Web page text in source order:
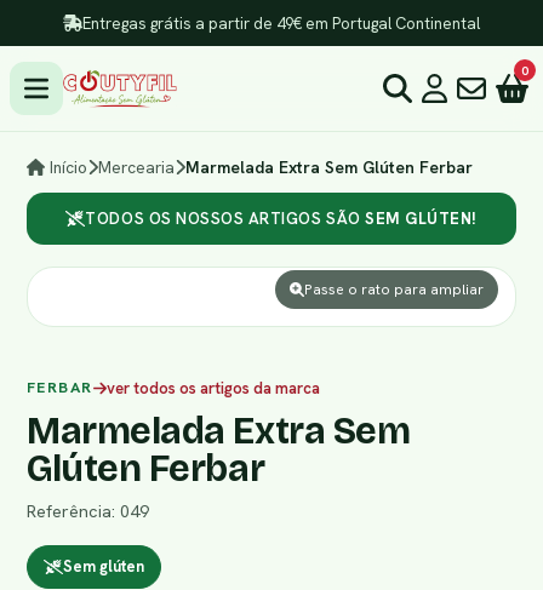
Entregas grátis a partir de 49€ em Portugal Continental
0
Início Mercearia Marmelada Extra Sem Glúten Ferbar
TODOS OS NOSSOS ARTIGOS SÃO SEM GLÚTEN!
Passe o rato para ampliar
FERBAR ver todos os artigos da marca
Marmelada Extra Sem
Glúten Ferbar
Referência: 049
Sem glúten